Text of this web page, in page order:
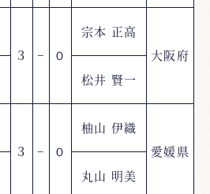
３
− ０
宗本 正高
大阪府
松井 賢一
３
− ０
柚山 伊織
愛媛県
丸山 明美